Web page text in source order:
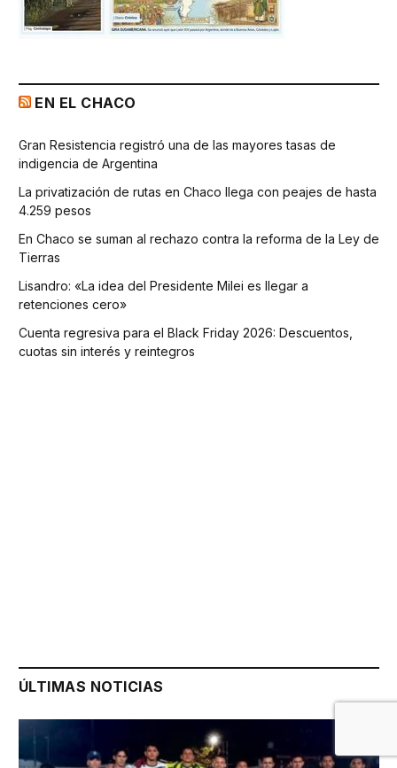
EN EL CHACO
Gran Resistencia registró una de las mayores tasas de
indigencia de Argentina
La privatización de rutas en Chaco llega con peajes de hasta
4.259 pesos
En Chaco se suman al rechazo contra la reforma de la Ley de
Tierras
Lisandro: «La idea del Presidente Milei es llegar a
retenciones cero»
Cuenta regresiva para el Black Friday 2026: Descuentos,
cuotas sin interés y reintegros
ÚLTIMAS NOTICIAS